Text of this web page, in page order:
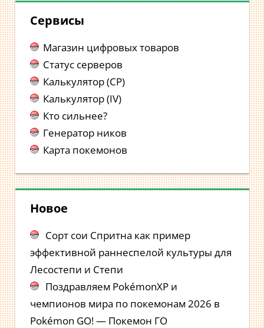
Сервисы
Магазин цифровых товаров
Статус серверов
Калькулятор (CP)
Калькулятор (IV)
Кто сильнее?
Генератор ников
Карта покемонов
Новое
Сорт сои Спритна как пример
эффективной раннеспелой культуры для
Лесостепи и Степи
Поздравляем PokémonXP и
чемпионов мира по покемонам 2026 в
Pokémon GO! — Покемон ГО